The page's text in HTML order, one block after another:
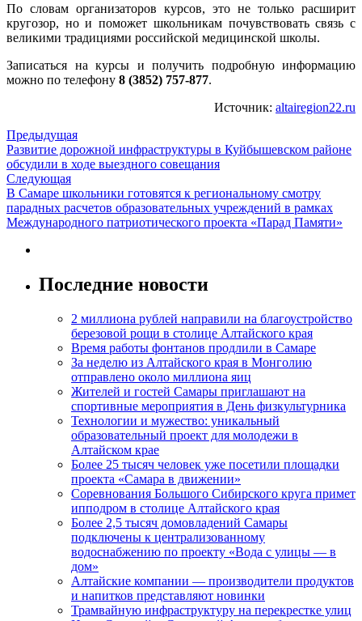
По словам организаторов курсов, это не только расширит
кругозор, но и поможет школьникам почувствовать связь с
великими традициями российской медицинской школы.
Записаться на курсы и получить подробную информацию
можно по телефону 8 (3852) 757-877.
Источник: altairegion22.ru
Предыдущая
Развитие дорожной инфраструктуры в Куйбышевском районе
обсудили в ходе выездного совещания
Следующая
В Самаре школьники готовятся к региональному смотру
парадных расчетов образовательных учреждений в рамках
Международного патриотического проекта «Парад Памяти»
Последние новости
2 миллиона рублей направили на благоустройство
березовой рощи в столице Алтайского края
Время работы фонтанов продлили в Самаре
За неделю из Алтайского края в Монголию
отправлено около миллиона яиц
Жителей и гостей Самары приглашают на
спортивные мероприятия в День физкультурника
Технологии и мужество: уникальный
образовательный проект для молодежи в
Алтайском крае
Более 25 тысяч человек уже посетили площадки
проекта «Самара в движении»
Соревнования Большого Сибирского круга примет
ипподром в столице Алтайского края
Более 2,5 тысяч домовладений Самары
подключены к централизованному
водоснабжению по проекту «Вода с улицы — в
дом»
Алтайские компании — производители продуктов
и напитков представляют новинки
Трамвайную инфраструктуру на перекрестке улиц